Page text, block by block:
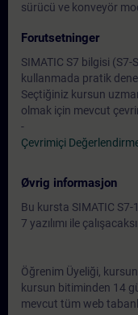
sürücü ve konveyör
Forutsetninger
SIMATIC S7 bilgisi (S7-
kullanmada pratik
Seçtiğiniz kursun
olmak için mevcut
-
Çevrimiçi
Øvrig informasjon
Bu kursta SIMATIC S7-
7 yazılımı ile
Öğrenim Üyeliği,
kursun bitiminden 14
mevcut tüm web